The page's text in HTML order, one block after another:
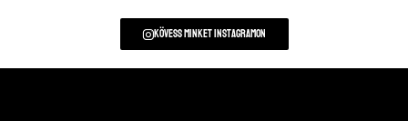
Kövess minket instagramon